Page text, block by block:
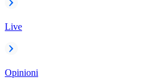
Live
Opinioni